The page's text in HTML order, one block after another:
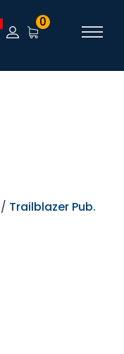
0
/ Trailblazer Pub.